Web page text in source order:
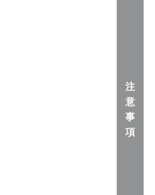
注
意
事
項